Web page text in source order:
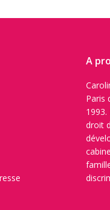
A
Paris
droit